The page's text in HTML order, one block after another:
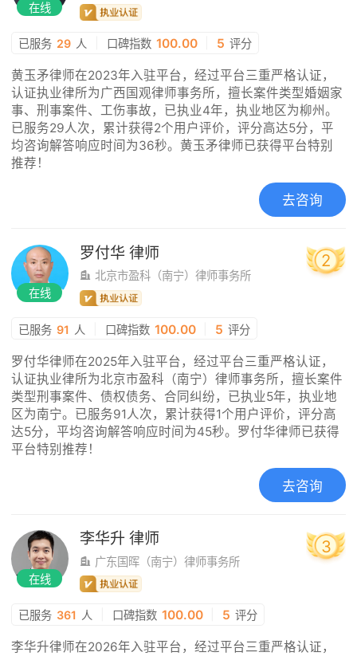
在线
已服务 29 人 口碑指数 100.00 5 评分
黄玉矛律师在2023年入驻平台，经过平台三重严格认证，
认证执业律所为广西国观律师事务所，擅长案件类型婚姻家
事、刑事案件、工伤事故，已执业4年，执业地区为柳州。
已服务29人次，累计获得2个用户评价，评分高达5分，平
均咨询解答响应时间为36秒。黄玉矛律师已获得平台特别
推荐！
去咨询
在线
罗付华 律师
北京市盈科（南宁）律师事务所
2
已服务 91 人 口碑指数 100.00 5 评分
罗付华律师在2025年入驻平台，经过平台三重严格认证，
认证执业律所为北京市盈科（南宁）律师事务所，擅长案件
类型刑事案件、债权债务、合同纠纷，已执业5年，执业地
区为南宁。已服务91人次，累计获得1个用户评价，评分高
达5分，平均咨询解答响应时间为45秒。罗付华律师已获得
平台特别推荐！
去咨询
在线
李华升 律师
广东国晖（南宁）律师事务所
3
已服务 361 人 口碑指数 100.00 5 评分
李华升律师在2026年入驻平台，经过平台三重严格认证，